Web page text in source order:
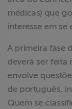
ABRAJI
>> Conteúdo
exclusivo para
associados
Assine a nossa
newsletter
médicas) que
interesse em se
A primeira fase
deverá ser feita
envolve
de português,
Quem se